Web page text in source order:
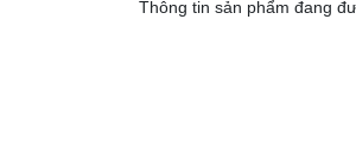
Thông tin sản phẩm đang